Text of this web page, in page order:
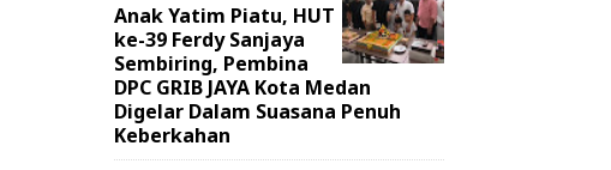
Anak Yatim Piatu, HUT
ke-39 Ferdy Sanjaya
Sembiring, Pembina
DPC GRIB JAYA Kota Medan
Digelar Dalam Suasana Penuh
Keberkahan